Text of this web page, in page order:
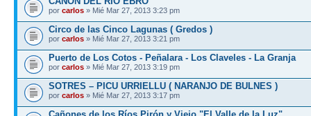
por carlos » Mié Mar 27, 2013 3:23 pm
Circo de las Cinco Lagunas ( Gredos )
por carlos » Mié Mar 27, 2013 3:21 pm
Puerto de Los Cotos - Peñalara - Los Claveles - La Granja
por carlos » Mié Mar 27, 2013 3:19 pm
SOTRES – PICU URRIELLU ( NARANJO DE BULNES )
por carlos » Mié Mar 27, 2013 3:17 pm
Cañones de los Ríos Pirón y Viejo "El Valle de la Luz"